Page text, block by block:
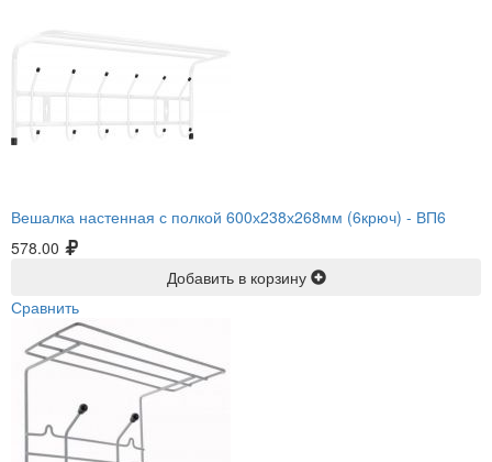
Вешалка настенная с полкой 600х238х268мм (6крюч) - ВП6
578.00
Добавить в корзину
Сравнить